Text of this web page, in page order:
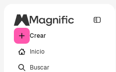
Crear
Inicio
Buscar